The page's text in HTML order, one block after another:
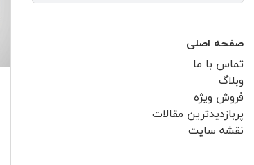
صفحه اصلی
تماس با ما
وبلاگ
فروش ویژه
پربازدیدترین مقالات
نقشه سایت